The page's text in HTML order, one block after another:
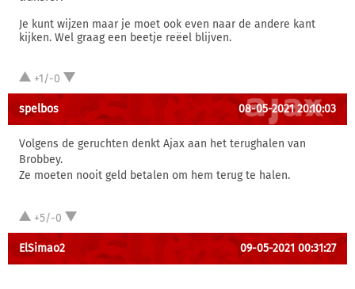
Je kunt wijzen maar je moet ook even naar de andere kant
kijken. Wel graag een beetje reëel blijven.
+1/-0
spelbos 08-05-2021 20:10:03
Volgens de geruchten denkt Ajax aan het terughalen van
Brobbey.
Ze moeten nooit geld betalen om hem terug te halen.
+5/-0
ElSimao2 09-05-2021 00:31:27